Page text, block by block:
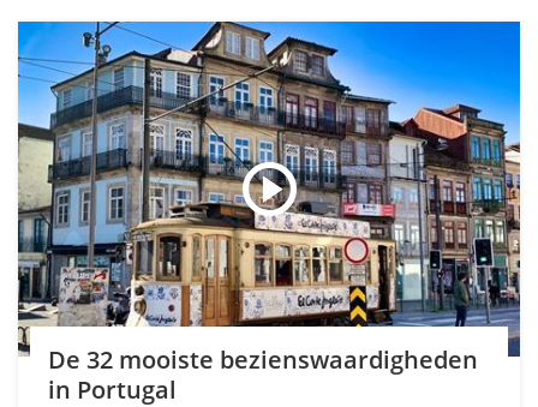
De 32 mooiste bezienswaardigheden
in Portugal